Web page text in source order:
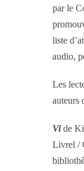
par le
liste
audio,
Les
auteurs
Vide
Livrel /